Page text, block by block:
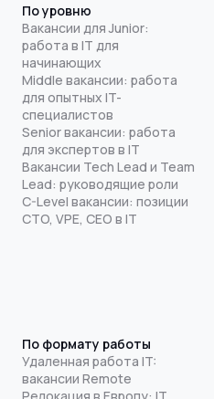
По уровню
Вакансии для Junior:
работа в IT для
начинающих
Middle вакансии: работа
для опытных IT-
специалистов
Senior вакансии: работа
для экспертов в IT
Вакансии Tech Lead и Team
Lead: руководящие роли
C-Level вакансии: позиции
CTO, VPE, CEO в IT
По формату работы
Удаленная работа IT:
вакансии Remote